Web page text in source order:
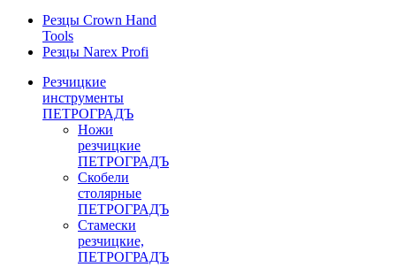
Резцы Crown Hand
Tools
Резцы Narex Profi
Резчицкие
инструменты
ПЕТРОГРАДЪ
Ножи
резчицкие
ПЕТРОГРАДЪ
Скобели
столярные
ПЕТРОГРАДЪ
Стамески
резчицкие,
ПЕТРОГРАДЪ